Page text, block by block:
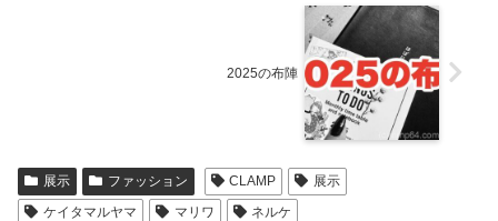
2025の布陣
展示 ファッション CLAMP
展示
ケイタマルヤマ
マリワ ネルケ